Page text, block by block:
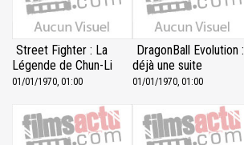
Street Fighter : La
Légende de Chun-Li
01/01/1970, 01:00
DragonBall Evolution :
déjà une suite
01/01/1970, 01:00